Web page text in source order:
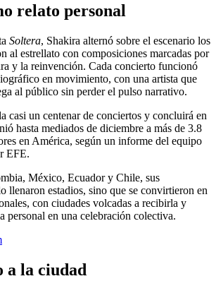
relato personal
Soltera, Shakira alternó sobre el escenario los
al estrellato con composiciones marcadas por
y la reinvención. Cada concierto funcionó
en movimiento, con una artista que
al público sin perder el pulso narrativo.
casi un centenar de conciertos y concluirá en
hasta mediados de diciembre a más de 3.8
en América, según un informe del equipo
EFE.
México, Ecuador y Chile, sus
llenaron estadios, sino que se convirtieron en
con ciudades volcadas a recibirla y
personal en una celebración colectiva.
a la ciudad